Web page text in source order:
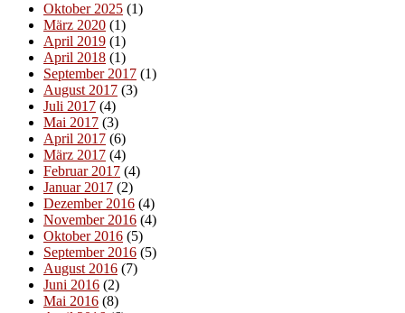
Oktober 2025 (1)
März 2020 (1)
April 2019 (1)
April 2018 (1)
September 2017 (1)
August 2017 (3)
Juli 2017 (4)
Mai 2017 (3)
April 2017 (6)
März 2017 (4)
Februar 2017 (4)
Januar 2017 (2)
Dezember 2016 (4)
November 2016 (4)
Oktober 2016 (5)
September 2016 (5)
August 2016 (7)
Juni 2016 (2)
Mai 2016 (8)